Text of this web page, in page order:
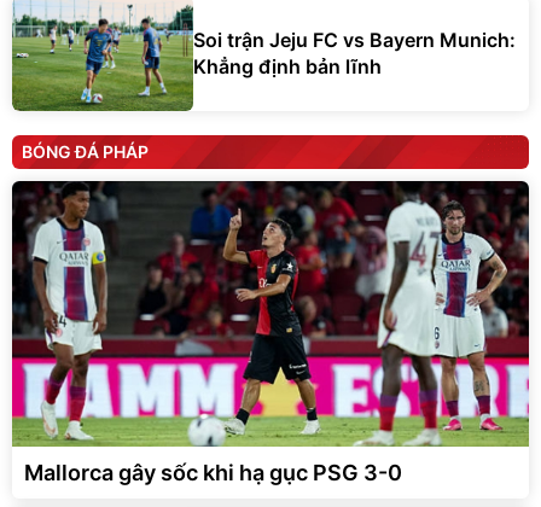
Soi trận Jeju FC vs Bayern Munich:
Khẳng định bản lĩnh
BÓNG ĐÁ PHÁP
Mallorca gây sốc khi hạ gục PSG 3-0